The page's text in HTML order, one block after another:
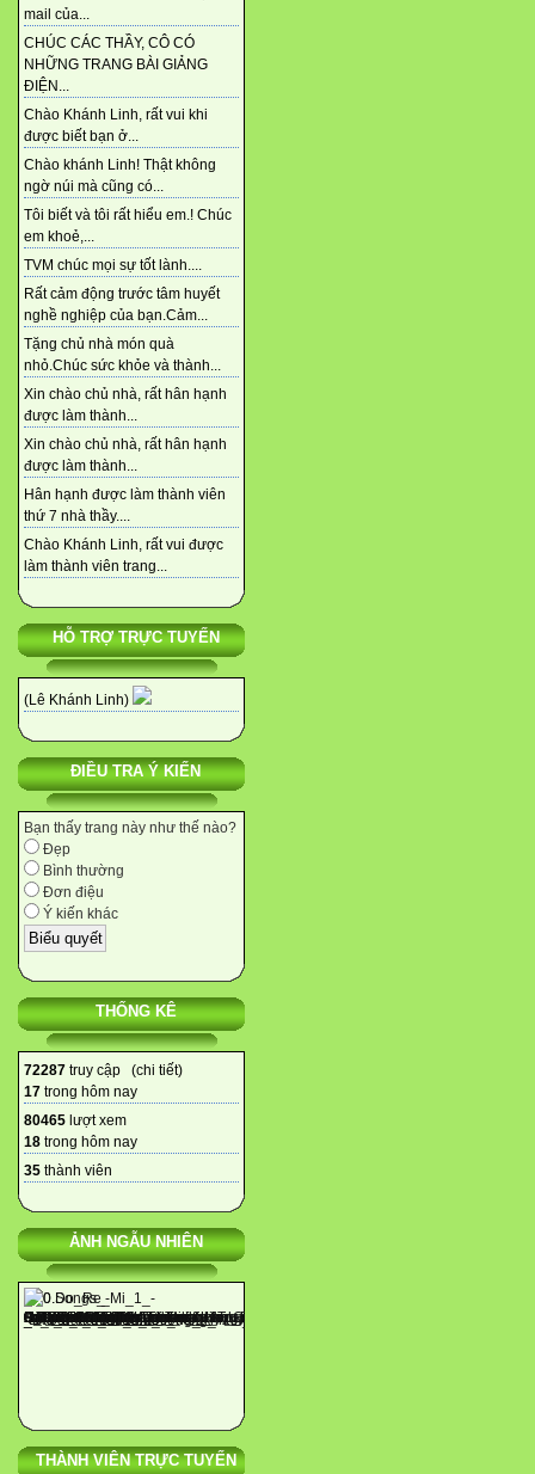
mail của...
CHÚC CÁC THẦY, CÔ CÓ
NHỮNG TRANG BÀI GIẢNG
ĐIỆN...
Chào Khánh Linh, rất vui khi
được biết bạn ở...
Chào khánh Linh! Thật không
ngờ núi mà cũng có...
Tôi biết và tôi rất hiểu em.! Chúc
em khoẻ,...
TVM chúc mọi sự tốt lành....
Rất cảm động trước tâm huyết
nghề nghiệp của bạn.Cảm...
Tặng chủ nhà món quà
nhỏ.Chúc sức khỏe và thành...
Xin chào chủ nhà, rất hân hạnh
được làm thành...
Xin chào chủ nhà, rất hân hạnh
được làm thành...
Hân hạnh được làm thành viên
thứ 7 nhà thầy....
Chào Khánh Linh, rất vui được
làm thành viên trang...
HỖ TRỢ TRỰC TUYẾN
(Lê Khánh Linh)
ĐIỀU TRA Ý KIẾN
Bạn thấy trang này như thế nào?
Đẹp
Bình thường
Đơn điệu
Ý kiến khác
THỐNG KÊ
72287 truy cập (chi tiết)
17 trong hôm nay
80465 lượt xem
18 trong hôm nay
35 thành viên
ẢNH NGẪU NHIÊN
THÀNH VIÊN TRỰC TUYẾN